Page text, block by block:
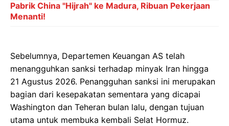
Pabrik China "Hijrah" ke Madura, Ribuan Pekerjaan
Menanti!
Sebelumnya, Departemen Keuangan AS telah
menangguhkan sanksi terhadap minyak Iran hingga
21 Agustus 2026. Penangguhan sanksi ini merupakan
bagian dari kesepakatan sementara yang dicapai
Washington dan Teheran bulan lalu, dengan tujuan
utama untuk membuka kembali Selat Hormuz.